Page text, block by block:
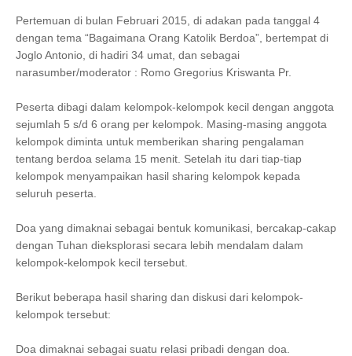
Pertemuan di bulan Februari 2015, di adakan pada tanggal 4
dengan tema “Bagaimana Orang Katolik Berdoa”, bertempat di
Joglo Antonio, di hadiri 34 umat, dan sebagai
narasumber/moderator : Romo Gregorius Kriswanta Pr.
Peserta dibagi dalam kelompok-kelompok kecil dengan anggota
sejumlah 5 s/d 6 orang per kelompok. Masing-masing anggota
kelompok diminta untuk memberikan sharing pengalaman
tentang berdoa selama 15 menit. Setelah itu dari tiap-tiap
kelompok menyampaikan hasil sharing kelompok kepada
seluruh peserta.
Doa yang dimaknai sebagai bentuk komunikasi, bercakap-cakap
dengan Tuhan dieksplorasi secara lebih mendalam dalam
kelompok-kelompok kecil tersebut.
Berikut beberapa hasil sharing dan diskusi dari kelompok-
kelompok tersebut:
Doa dimaknai sebagai suatu relasi pribadi dengan doa.